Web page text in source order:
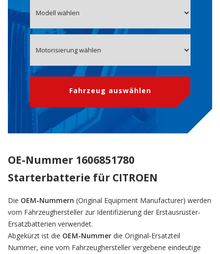
Fahrzeug auswählen
OE-Nummer 1606851780
Starterbatterie für CITROEN
Die OEM-Nummern (Original Equipment Manufacturer) werden
vom Fahrzeughersteller zur Identifizierung der Erstausrüster-
Ersatzbatterien verwendet.
Abgekürzt ist die OEM-Nummer die Original-Ersatzteil
Nummer, eine vom Fahrzeughersteller vergebene eindeutige